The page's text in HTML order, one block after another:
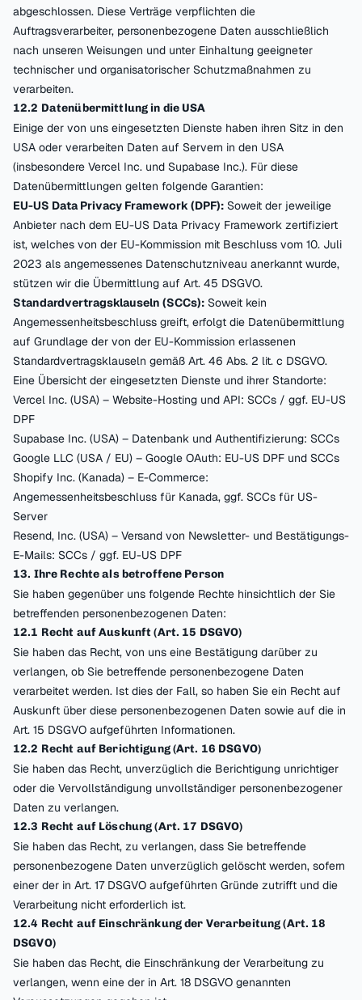
abgeschlossen. Diese Verträge verpflichten die
Auftragsverarbeiter, personenbezogene Daten ausschließlich
nach unseren Weisungen und unter Einhaltung geeigneter
technischer und organisatorischer Schutzmaßnahmen zu
verarbeiten.
12.2 Datenübermittlung in die USA
Einige der von uns eingesetzten Dienste haben ihren Sitz in den
USA oder verarbeiten Daten auf Servern in den USA
(insbesondere Vercel Inc. und Supabase Inc.). Für diese
Datenübermittlungen gelten folgende Garantien:
EU-US Data Privacy Framework (DPF): Soweit der jeweilige
Anbieter nach dem EU-US Data Privacy Framework zertifiziert
ist, welches von der EU-Kommission mit Beschluss vom 10. Juli
2023 als angemessenes Datenschutzniveau anerkannt wurde,
stützen wir die Übermittlung auf Art. 45 DSGVO.
Standardvertragsklauseln (SCCs): Soweit kein
Angemessenheitsbeschluss greift, erfolgt die Datenübermittlung
auf Grundlage der von der EU-Kommission erlassenen
Standardvertragsklauseln gemäß Art. 46 Abs. 2 lit. c DSGVO.
Eine Übersicht der eingesetzten Dienste und ihrer Standorte:
Vercel Inc. (USA) – Website-Hosting und API: SCCs / ggf. EU-US
DPF
Supabase Inc. (USA) – Datenbank und Authentifizierung: SCCs
Google LLC (USA / EU) – Google OAuth: EU-US DPF und SCCs
Shopify Inc. (Kanada) – E-Commerce:
Angemessenheitsbeschluss für Kanada, ggf. SCCs für US-
Server
Resend, Inc. (USA) – Versand von Newsletter- und Bestätigungs-
E-Mails: SCCs / ggf. EU-US DPF
13. Ihre Rechte als betroffene Person
Sie haben gegenüber uns folgende Rechte hinsichtlich der Sie
betreffenden personenbezogenen Daten:
12.1 Recht auf Auskunft (Art. 15 DSGVO)
Sie haben das Recht, von uns eine Bestätigung darüber zu
verlangen, ob Sie betreffende personenbezogene Daten
verarbeitet werden. Ist dies der Fall, so haben Sie ein Recht auf
Auskunft über diese personenbezogenen Daten sowie auf die in
Art. 15 DSGVO aufgeführten Informationen.
12.2 Recht auf Berichtigung (Art. 16 DSGVO)
Sie haben das Recht, unverzüglich die Berichtigung unrichtiger
oder die Vervollständigung unvollständiger personenbezogener
Daten zu verlangen.
12.3 Recht auf Löschung (Art. 17 DSGVO)
Sie haben das Recht, zu verlangen, dass Sie betreffende
personenbezogene Daten unverzüglich gelöscht werden, sofern
einer der in Art. 17 DSGVO aufgeführten Gründe zutrifft und die
Verarbeitung nicht erforderlich ist.
12.4 Recht auf Einschränkung der Verarbeitung (Art. 18
DSGVO)
Sie haben das Recht, die Einschränkung der Verarbeitung zu
verlangen, wenn eine der in Art. 18 DSGVO genannten